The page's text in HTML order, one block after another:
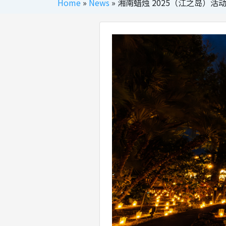
Home » News » 湘南蜡烛 2025（江之岛）活